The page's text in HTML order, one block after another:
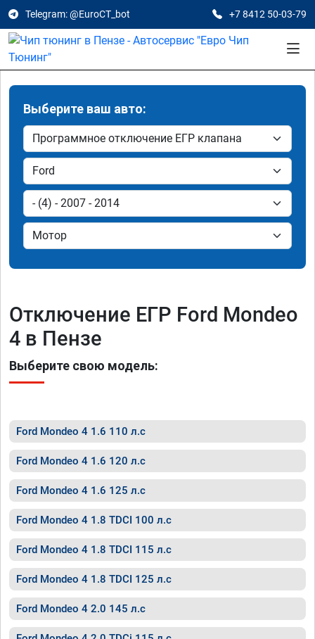
Telegram: @EuroCT_bot +7 8412 50-03-79
Выберите ваш авто:
Отключение ЕГР Ford Mondeo
4 в Пензе
Выберите свою модель:
Ford Mondeo 4 1.6 110 л.с
Ford Mondeo 4 1.6 120 л.с
Ford Mondeo 4 1.6 125 л.с
Ford Mondeo 4 1.8 TDCI 100 л.с
Ford Mondeo 4 1.8 TDCI 115 л.с
Ford Mondeo 4 1.8 TDCI 125 л.с
Ford Mondeo 4 2.0 145 л.с